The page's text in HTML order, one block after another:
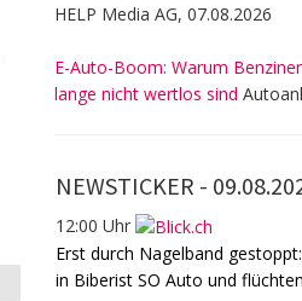
HELP Media AG, 07.08.2026
E-Auto-Boom: Warum
lange nicht wertlos sind
NEWSTICKER -
12:00 Uhr
Erst durch Nagelband
in Biberist SO Auto und